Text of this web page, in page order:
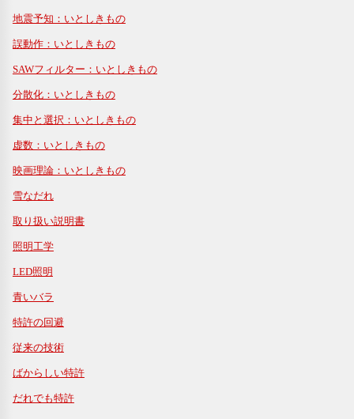
地震予知：いとしきもの
誤動作：いとしきもの
SAWフィルター：いとしきもの
分散化：いとしきもの
集中と選択：いとしきもの
虚数：いとしきもの
映画理論：いとしきもの
雪なだれ
取り扱い説明書
照明工学
LED照明
青いバラ
特許の回避
従来の技術
ばからしい特許
だれでも特許